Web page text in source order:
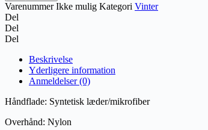
VarenummerIkke mulig Kategori Vinter
Del
Del
Del
Beskrivelse
Yderligere information
Anmeldelser (0)
Håndflade: Syntetisk læder/mikrofiber
Overhånd: Nylon